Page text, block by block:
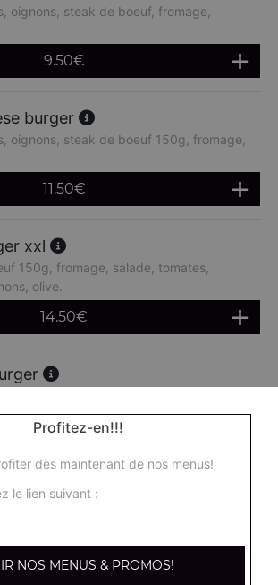
oignons, steak de boeuf, fromage,
9.50€
burger
oignons, steak de boeuf 150g, fromage,
11.50€
xxl
150g, fromage, salade, tomates,
olive.
14.50€
33 cl
hamburger
+ 1 boisson 33 cl
16.90€
Profitez-en!!!
dès maintenant de nos menus!
le lien suivant :
NOS MENUS & PROMOS!